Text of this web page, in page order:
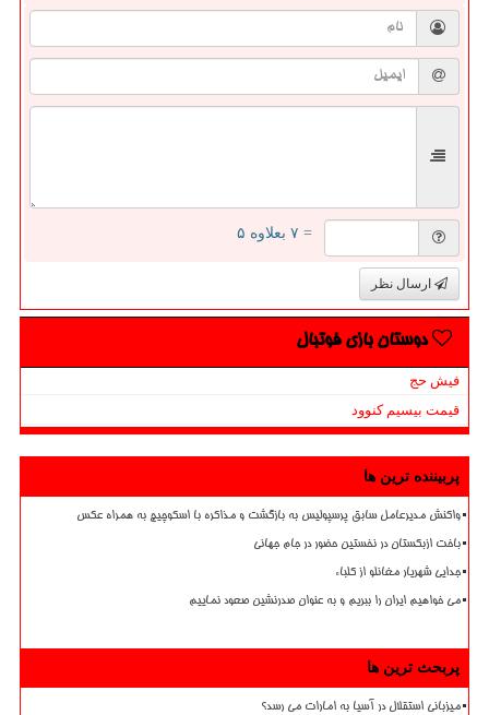
= ۷ بعلاوه ۵
ارسال نظر
دوستان بازی فوتبال
فیش حج
قیمت بیسیم کنوود
پربیننده ترین ها
واکنش مدیرعامل سابق پرسپولیس به بازگشت و مذاکره با اسکوچیچ به همراه عکس
باخت ازبکستان در نخستین حضور در جام جهانی
جدایی شهریار مغانلو از کلباء
می خواهیم ایران را ببریم و به عنوان صدرنشین صعود نماییم
پربحث ترین ها
میزبانی استقلال در آسیا به امارات می رسد؟